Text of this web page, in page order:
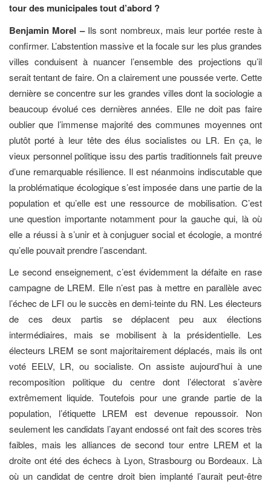
tour des municipales tout d’abord ?
Benjamin Morel –Ils sont nombreux, mais leur portée reste à
confirmer. L’abstention massive et la focale sur les plus grandes
villes conduisent à nuancer l’ensemble des projections qu’il
serait tentant de faire. On a clairement une poussée verte. Cette
dernière se concentre sur les grandes villes dont la sociologie a
beaucoup évolué ces dernières années. Elle ne doit pas faire
oublier que l’immense majorité des communes moyennes ont
plutôt porté à leur tête des élus socialistes ou LR. En ça, le
vieux personnel politique issu des partis traditionnels fait preuve
d’une remarquable résilience. Il est néanmoins indiscutable que
la problématique écologique s’est imposée dans une partie de la
population et qu’elle est une ressource de mobilisation. C’est
une question importante notamment pour la gauche qui, là où
elle a réussi à s’unir et à conjuguer social et écologie, a montré
qu’elle pouvait prendre l’ascendant.
Le second enseignement, c’est évidemment la défaite en rase
campagne de LREM. Elle n’est pas à mettre en parallèle avec
l’échec de LFI ou le succès en demi-teinte du RN. Les électeurs
de ces deux partis se déplacent peu aux élections
intermédiaires, mais se mobilisent à la présidentielle. Les
électeurs LREM se sont majoritairement déplacés, mais ils ont
voté EELV, LR, ou socialiste. On assiste aujourd’hui à une
recomposition politique du centre dont l’électorat s’avère
extrêmement liquide. Toutefois pour une grande partie de la
population, l’étiquette LREM est devenue repoussoir. Non
seulement les candidats l’ayant endossé ont fait des scores très
faibles, mais les alliances de second tour entre LREM et la
droite ont été des échecs à Lyon, Strasbourg ou Bordeaux. Là
où un candidat de centre droit bien implanté l’aurait peut-être